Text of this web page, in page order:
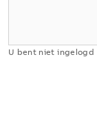
U bent niet ingelogd